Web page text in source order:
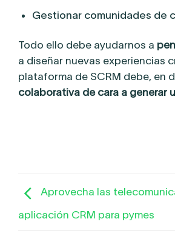
Gestionar comunidades de
Todo ello debe ayudarnos a
a diseñar nuevas experiencias
plataforma de SCRM debe, en
colaborativa de cara a generar
Aprovecha las
aplicación CRM para pymes